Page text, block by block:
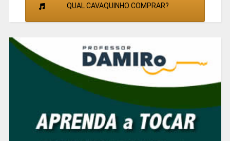
QUAL CAVAQUINHO COMPRAR?